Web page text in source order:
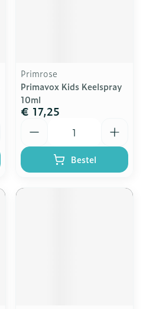
Primrose
Primavox Kids Keelspray
10ml
€ 17,25
Bestel